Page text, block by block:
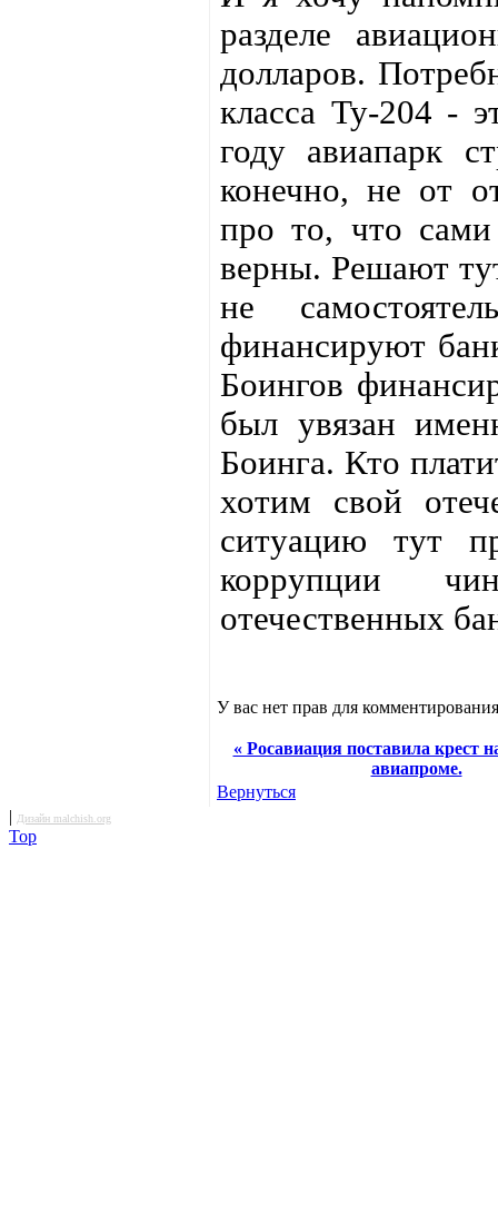
разделе
долларов.
класса Ту-204 -
году авиапарк
конечно, не от
про то, что
верны. Решают
не
финансируют
Боингов
был увязан
Боинга. Кто
хотим свой
ситуацию тут
коррупции
отечественных
У вас нет прав для
« Росавиация поставила крест
авиапроме.
Вернуться
| Дизайн malchish.org
Top